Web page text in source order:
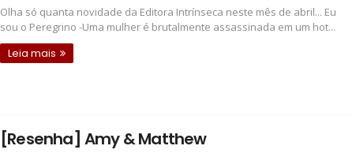
Olha só quanta novidade da Editora Intrínseca neste mês de abril... Eu
sou o Peregrino -Uma mulher é brutalmente assassinada em um hot...
Leia mais
[Resenha] Amy & Matthew